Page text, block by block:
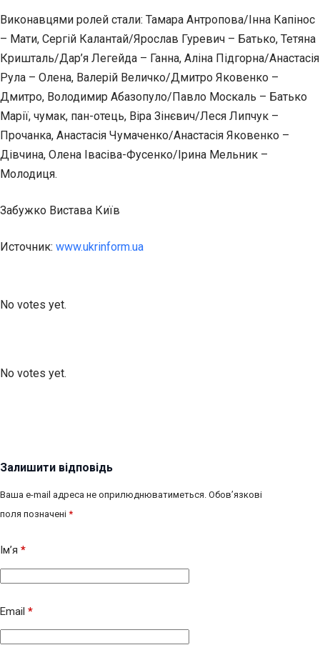
Виконавцями ролей стали: Тамара Антропова/Інна Капінос
– Мати, Сергій Калантай/Ярослав Гуревич – Батько, Тетяна
Кришталь/Дар’я Легейда – Ганна, Аліна Підгорна/Анастасія
Рула – Олена, Валерій Величко/Дмитро Яковенко –
Дмитро, Володимир Абазопуло/Павло Москаль – Батько
Марії, чумак, пан-отець, Віра Зінєвич/Леся Липчук –
Прочанка, Анастасія Чумаченко/Анастасія Яковенко –
Дівчина, Олена Івасіва-Фусенко/Ірина Мельник –
Молодиця.
Забужко Вистава Київ
Источник: www.ukrinform.ua
No votes yet.
No votes yet.
Залишити відповідь
Ваша e-mail адреса не оприлюднюватиметься. Обов’язкові
поля позначені *
Ім’я *
Email *